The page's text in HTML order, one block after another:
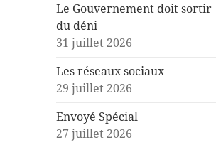
Le Gouvernement doit sortir
du déni
31 juillet 2026
Les réseaux sociaux
29 juillet 2026
Envoyé Spécial
27 juillet 2026